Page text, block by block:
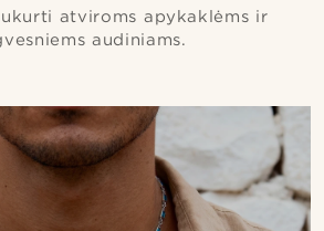
atviroms apykaklėms ir
audiniams.